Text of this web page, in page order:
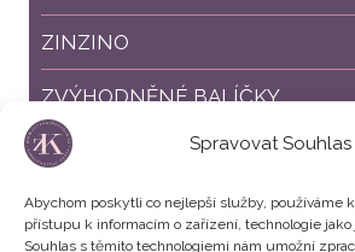
Spravovat Souhlas
Abychom poskytli co nejlepší služby, používáme
přístupu k informacím o zařízení, technologie jako
Souhlas s těmito technologiemi nám umožní
ZINZINO
ZVÝHODNĚNÉ BALÍČKY
SLEVY %